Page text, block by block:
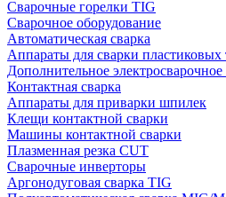
Сварочные горелки TIG
Сварочное оборудование
Автоматическая сварка
Аппараты для сварки пластиковых
Дополнительное
Контактная сварка
Аппараты для приварки шпилек
Клещи контактной сварки
Машины контактной сварки
Плазменная резка CUT
Сварочные инверторы
Аргонодуговая сварка TIG